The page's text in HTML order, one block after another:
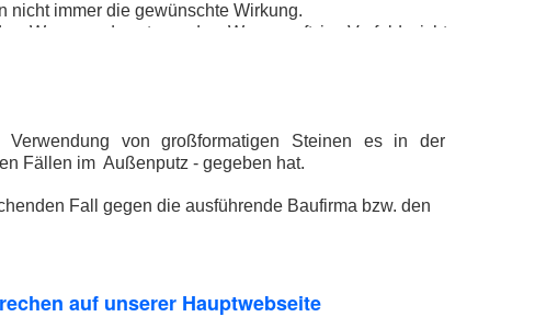
nicht immer die gewünschte Wirkung.
Wasser oder stauendes Wasser oft im Vorfeld nicht
von großformatigen Steinen es in der
Fällen im Außenputz - gegeben hat.
Fall gegen die ausführende Baufirma bzw. den
auf unserer Hauptwebseite